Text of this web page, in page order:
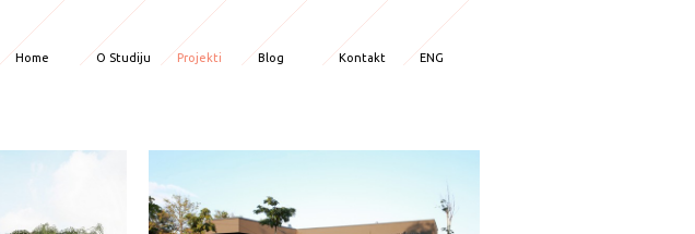
Home O Studiju Projekti Blog Kontakt ENG